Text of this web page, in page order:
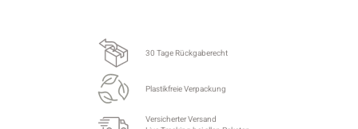
Versicherter Versand
30 Tage Rückgaberecht
Plastikfreie Verpackung